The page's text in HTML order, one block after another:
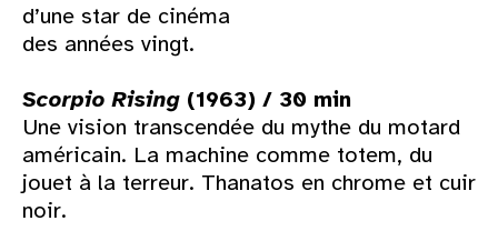
d’une star de cinéma
des années vingt.
Scorpio Rising (1963) / 30 min
Une vision transcendée du mythe du motard
américain. La machine comme totem, du
jouet à la terreur. Thanatos en chrome et cuir
noir.